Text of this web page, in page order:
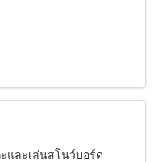
และเล่นสโนว์บอร์ด